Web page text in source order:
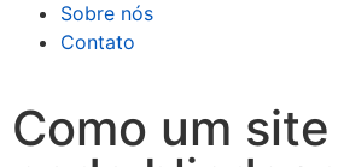
Sobre nós
Contato
Como um